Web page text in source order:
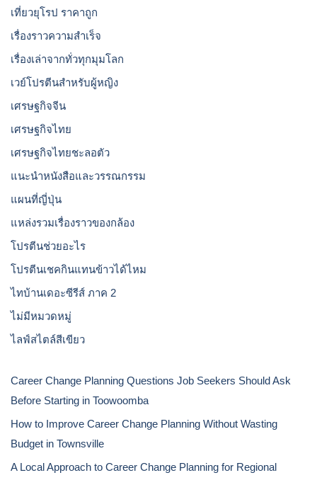
เที่ยวยุโรป ราคาถูก
เรื่องราวความสำเร็จ
เรื่องเล่าจากทั่วทุกมุมโลก
เวย์โปรตีนสำหรับผู้หญิง
เศรษฐกิจจีน
เศรษฐกิจไทย
เศรษฐกิจไทยชะลอตัว
แนะนำหนังสือและวรรณกรรม
แผนที่ญี่ปุ่น
แหล่งรวมเรื่องราวของกล้อง
โปรตีนช่วยอะไร
โปรตีนเชคกินแทนข้าวได้ไหม
ไทบ้านเดอะซีรีส์ ภาค 2
ไม่มีหมวดหมู่
ไลฟ์สไตล์สีเขียว
Career Change Planning Questions Job Seekers Should Ask
Before Starting in Toowoomba
How to Improve Career Change Planning Without Wasting
Budget in Townsville
A Local Approach to Career Change Planning for Regional